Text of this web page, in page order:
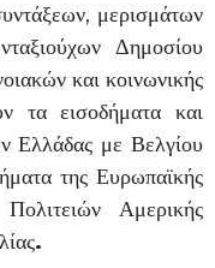
μερισμάτων
Δημοσίου
και κοινωνικής
τα εισοδήματα και
Ελλάδας με Βελγίου
της Ευρωπαϊκής
Αμερικής
.